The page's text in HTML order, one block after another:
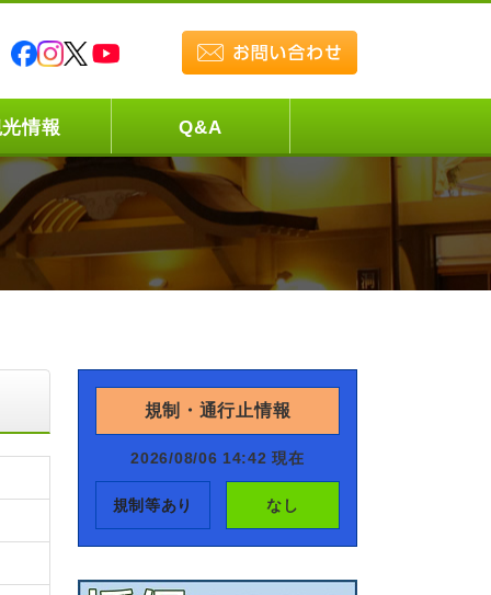
情報 Q&A
規制・通行止情報
2026/08/06 14:42 現在
規制等あり なし